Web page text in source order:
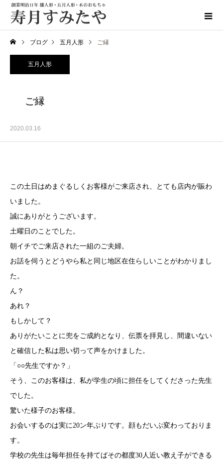
ブログ 五月人形 ご縁
五月人形
ご縁
2020.03.16
この土日はめまぐるしくお客様がご来店され、とても店内が賑わ
いました。
誠にありがとうございます。
土曜日のことでした。
朝イチでご来店された一組のご夫婦。
お話を伺うとどうやら私と同じ地区在住らしいことがわかりまし
た。
ん？
あれ？
もしかして？
ありがたいことに兜をご成約となり、伝票を拝見し、間違いない
と確信した私は思い切って声をかけました。
「○○先生ですか？」
そう、このお客様は、私が学生の頃に担任をしてくださった先生
でした。
驚いた様子のお客様。
お会いするのは実に20ン年ぶりです。顔もだいぶ変わっておりま
す。
学校の先生は毎年担任を持てばその都度30人近い教え子ができる